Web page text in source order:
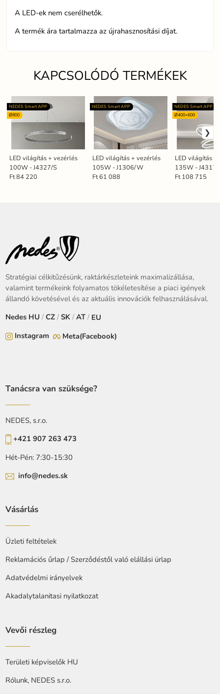
A LED-ek nem cserélhetők.
A termék ára tartalmazza az újrahasznosítási díjat.
KAPCSOLÓDÓ TERMÉKEK
LED világítás + vezérlés
100W - J4327/S
NEDES Smart APP
Ø800
Ft 84 220
LED világítás + vezérlés
105W - J1306/W
NEDES Smart APP
Ft 61 088
LED világítás +
135W - J4317/
NEDES Smart APP
Ø400+600
Ft 108 715
Stratégiai célkitűzésünk, raktárkészleteink maximalizállása,
valamint termékeink folyamatos tökéletesítése a piaci igények
állandó követésével és az aktuális innovációk felhasználásával.
Nedes HU /CZ /SK / AT/ EU
Instagram
Meta(Facebook)
Tanácsra van szüksége?
NEDES, s.r.o.
+421 907 263 473
Hét-Pén: 7:30-15:30
info@nedes.sk
Vásárlás
Üzleti feltételek
Reklamációs űrlap / Szerződéstől való elállási ürlap
Adatvédelmi irányelvek
Akadalytalanitasi nyilatkozat
Vevői részleg
Területi képviselők HU
Rólunk, NEDES s.r.o.